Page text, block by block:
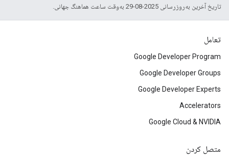
تاریخ آخرین به‌روزرسانی 2025-08-29 به‌وقت ساعت هماهنگ جهانی.
تعامل
Google Developer Program
Google Developer Groups
Google Developer Experts
Accelerators
Google Cloud & NVIDIA
متصل کردن